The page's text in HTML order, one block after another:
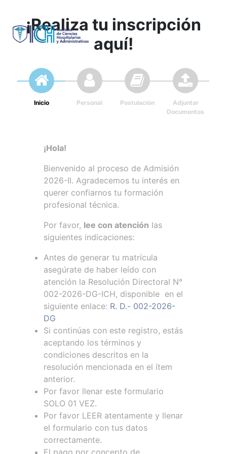
¡Realiza tu inscripción
aquí!
Inicio Personal Postulación
Adjuntar
Documentos
¡Hola!
Bienvenido al proceso de Admisión
2026-II. Agradecemos tu interés en
querer confiarnos tu formación
profesional técnica.
Por favor, lee con atención las
siguientes indicaciones:
Antes de generar tu matrícula
asegúrate de haber leído con
atención la Resolución Directoral N°
002-2026-DG-ICH, disponible en el
siguiente enlace: R. D.- 002-2026-
DG
Si continúas con este registro, estás
aceptando los términos y
condiciones descritos en la
resolución mencionada en el ítem
anterior.
Por favor llenar este formulario
SOLO 01 VEZ.
Por favor LEER atentamente y llenar
el formulario con tus datos
correctamente.